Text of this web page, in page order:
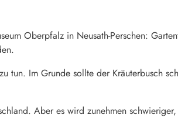
Oberpfalz in Neusath-Perschen:
tun. Im Grunde sollte der Kräuterbusch
Aber es wird zunehmen